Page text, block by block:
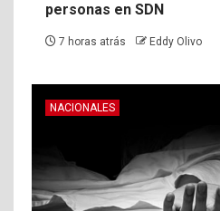
personas en SDN
7 horas atrás Eddy Olivo
NACIONALES